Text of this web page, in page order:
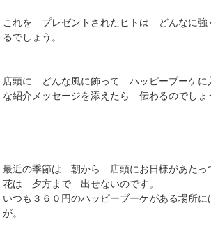
これを プレゼントされたヒトは どんなに
るでしょう。
店頭に どんな風に飾って ハッピーブーケ
な紹介メッセージを添えたら 伝わるのでしょ
最近の季節は 朝から 店頭にお日様があたっ
花は 夕方まで 出せないのです。
いつも３６０円のハッピーブーケがある場所
が。